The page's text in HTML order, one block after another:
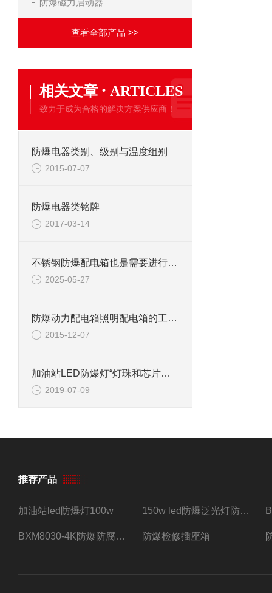
防爆磁力启动器
查看全部产品 >>
相关文章 · ARTICLES
致力于成为合格的解决方案供应商！
防爆电器类别、级别与温度组别
2015-07-07
防爆电器类铭牌
2017-03-14
不锈钢防爆配电箱也是需要进行日常维护的
2025-05-27
防爆动力配电箱照明配电箱的工作原理和用途介绍
2015-12-07
加油站LED防爆灯“灯珠和芯片式”的区别？
2019-07-09
推荐产品
加油站led防爆灯100w 150w led防爆泛光灯防水防尘防爆三防灯
BXM8030-4K防爆防腐照明配电箱四路带总开关 防爆检修插座箱